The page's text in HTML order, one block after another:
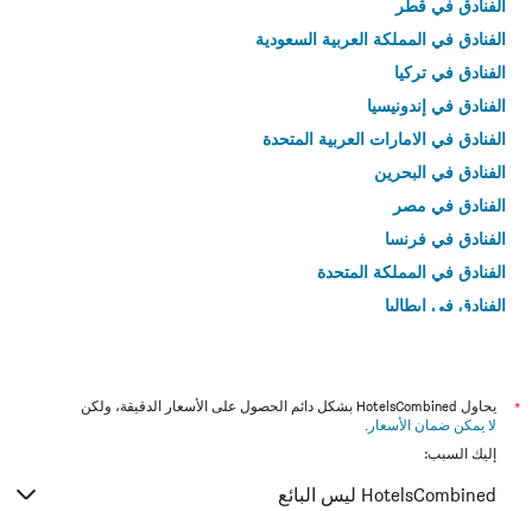
الفنادق في قطر
الفنادق في المملكة العربية السعودية
الفنادق في تركيا
الفنادق في إندونيسيا
الفنادق في الامارات العربية المتحدة
الفنادق في البحرين
الفنادق في مصر
الفنادق في فرنسا
الفنادق في المملكة المتحدة
الفنادق في إيطاليا
*
يحاول HotelsCombined بشكل دائم الحصول على الأسعار الدقيقة، ولكن
لا يمكن ضمان الأسعار .
إليك السبب:
HotelsCombined ليس البائع